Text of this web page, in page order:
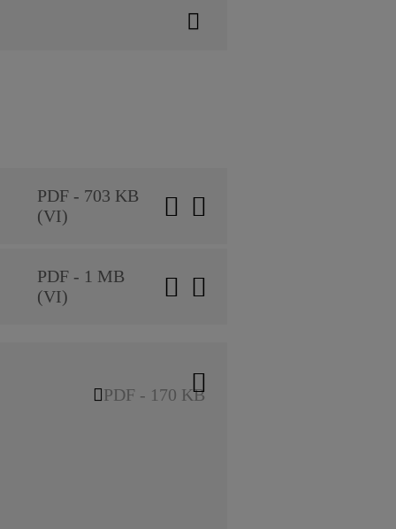
PDF - 703 KB
(VI)
PDF - 1 MB
(VI)
PDF - 170 KB